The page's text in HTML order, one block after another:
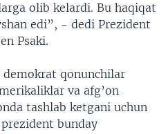
olib kelardi. Bu haqiqat
edi”, - dedi Prezident
Psaki.
qonunchilar
va afg’on
tashlab ketgani uchun
bunday